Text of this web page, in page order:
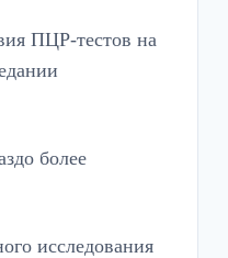
ПЦР-тестов на
более
исследования